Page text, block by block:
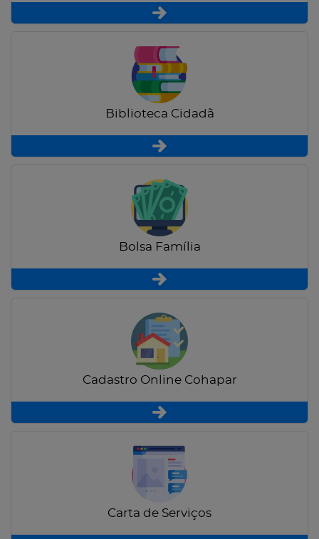
Biblioteca Cidadã
Bolsa Família
Cadastro Online Cohapar
Carta de Serviços